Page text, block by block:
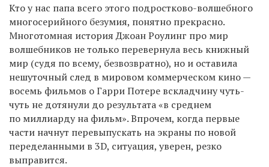
Кто у нас папа всего этого подростково-волшебного
многосерийного безумия, понятно прекрасно.
Многотомная история Джоан Роулинг про мир
волшебников не только перевернула весь книжный
мир (судя по всему, безвозвратно), но и оставила
нешуточный след в мировом коммерческом кино —
восемь фильмов о Гарри Потере вскладчину чуть-
чуть не дотянули до результата «в среднем
по миллиарду на фильм». Впрочем, когда первые
части начнут перевыпускать на экраны по новой
переделанными в 3D, ситуация, уверен, резко
выправится.